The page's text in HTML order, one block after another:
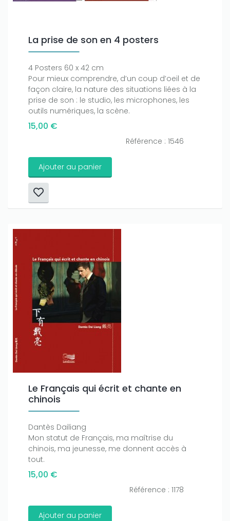
La prise de son en 4 posters
4 Posters 60 x 42 cm
Pour mieux comprendre, d’un coup d’oeil et de
façon claire, la nature des situations liées à la
prise de son : le studio, les microphones, les
outils numériques, la scène.
15,00 €
Référence : 1546
Ajouter au panier
Le Français qui écrit et chante en
chinois
Dantès Dailiang
Mon statut de Français, ma maîtrise du
chinois, ma jeunesse, me donnent accès à
tout.
15,00 €
Référence : 1178
Ajouter au panier